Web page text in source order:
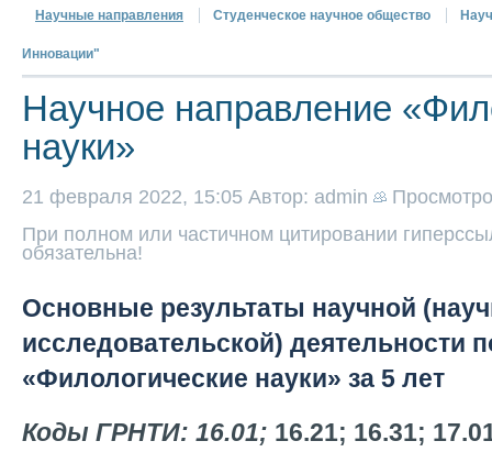
Научные направления Студенческое научное общество
Инновации"
Научное направление
науки»
21 февраля 2022, 15:05 Автор: admin
При полном или частичном цитировании
обязательна!
Основные результаты научной
исследовательской) деятельности
«Филологические науки» за 5 лет
Коды ГРНТИ: 16.01; 16.21; 16.31;